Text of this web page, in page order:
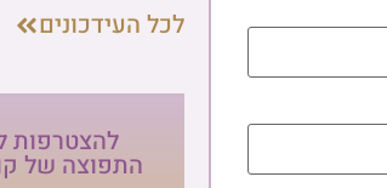
לכל העידכונים
להצטרפות
התפוצה של